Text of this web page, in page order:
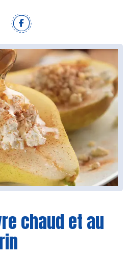
chaud et au